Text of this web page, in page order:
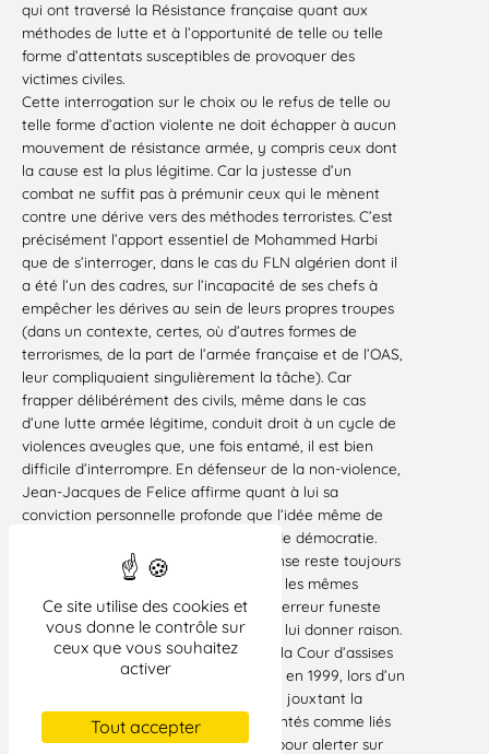
Ce site utilise des cookies et
vous donne le contrôle sur
ceux que vous souhaitez
activer
Tout accepter
qui ont traversé la Résistance française quant aux
méthodes de lutte et à l’opportunité de telle ou telle
forme d’attentats susceptibles de provoquer des
victimes civiles.
Cette interrogation sur le choix ou le refus de telle ou
telle forme d’action violente ne doit échapper à aucun
mouvement de résistance armée, y compris ceux dont
la cause est la plus légitime. Car la justesse d’un
combat ne suffit pas à prémunir ceux qui le mènent
contre une dérive vers des méthodes terroristes. C’est
précisément l’apport essentiel de Mohammed Harbi
que de s’interroger, dans le cas du FLN algérien dont il
a été l’un des cadres, sur l’incapacité de ses chefs à
empêcher les dérives au sein de leurs propres troupes
(dans un contexte, certes, où d’autres formes de
terrorismes, de la part de l’armée française et de l’OAS,
leur compliquaient singulièrement la tâche). Car
frapper délibérément des civils, même dans le cas
d’une lutte armée légitime, conduit droit à un cycle de
violences aveugles que, une fois entamé, il est bien
difficile d’interrompre. En défenseur de la non-violence,
Jean-Jacques de Felice affirme quant à lui sa
conviction personnelle profonde que l’idée même de
violence est incompatible avec celle de démocratie.
Face au terrorisme, la meilleure réponse reste toujours
le droit. Se croire autorisé à employer les mêmes
méthodes que l’adversaire serait une erreur funeste
qui conduit à lui ressembler et donc à lui donner raison.
Enfin, Jean-Pierre Getti, président de la Cour d’assises
spéciale qui avait été appelée à juger en 1999, lors d’un
procès de masse et dans un gymnase jouxtant la
prison de Fresnes, les prévenus présentés comme liés
au « réseau Chalabi », est bien placé pour alerter sur